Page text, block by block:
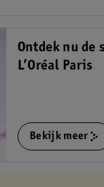
Ontdek nu de
L’Oréal Paris
Bekijk meer